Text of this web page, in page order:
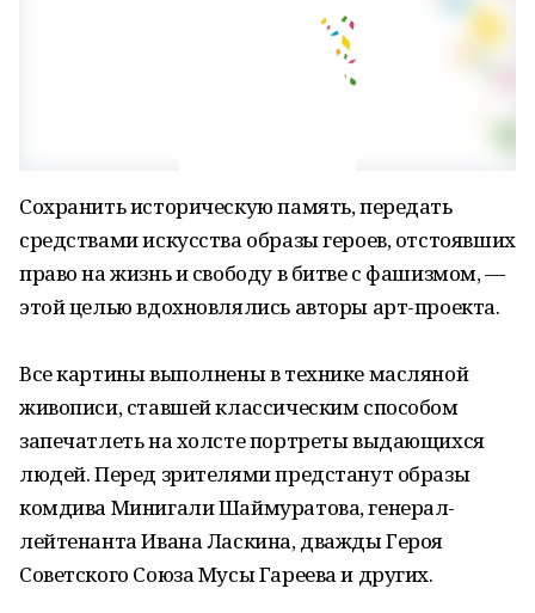
Сохранить историческую память, передать
средствами искусства образы героев, отстоявших
право на жизнь и свободу в битве с фашизмом, —
этой целью вдохновлялись авторы арт-проекта.
Все картины выполнены в технике масляной
живописи, ставшей классическим способом
запечатлеть на холсте портреты выдающихся
людей. Перед зрителями предстанут образы
комдива Минигали Шаймуратова, генерал-
лейтенанта Ивана Ласкина, дважды Героя
Советского Союза Мусы Гареева и других.